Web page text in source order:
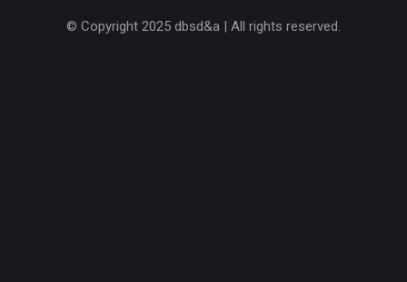
© Copyright 2025 dbsd&a | All rights reserved.